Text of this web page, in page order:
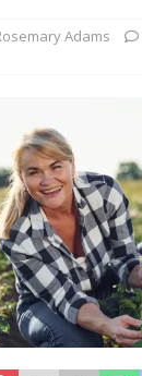
Adams